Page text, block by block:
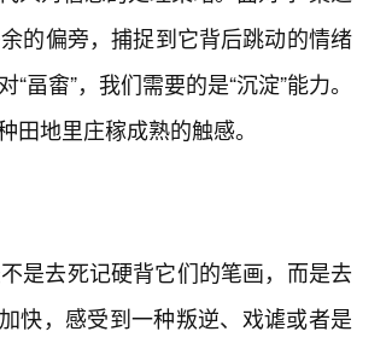
的偏旁，捕捉到它背后跳动的情绪
畬”，我们需要的是“沉淀”能力。
地里庄稼成熟的触感。
是去死记硬背它们的笔画，而是去
快，感受到一种叛逆、戏谑或者是